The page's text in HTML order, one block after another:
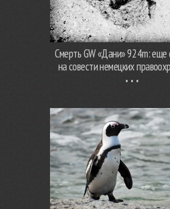
Смерть GW «Дани» 924m: еще
на совести немецких